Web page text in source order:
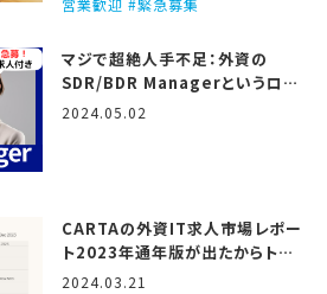
マジで超絶人手不足：外資の
SDR/BDR Managerというロー
ル
2024.05.02
CARTAの外資IT求人市場レポー
ト2023年通年版が出たからトミ
オが翻訳しつつ解説するで！
2024.03.21